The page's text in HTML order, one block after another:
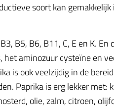
soort kan
B5, B6, B11, C, E en K. En
het aminozuur cysteïne en
is ook veelzijdig in de
Paprika is erg lekker met:
olie, zalm, citroen,